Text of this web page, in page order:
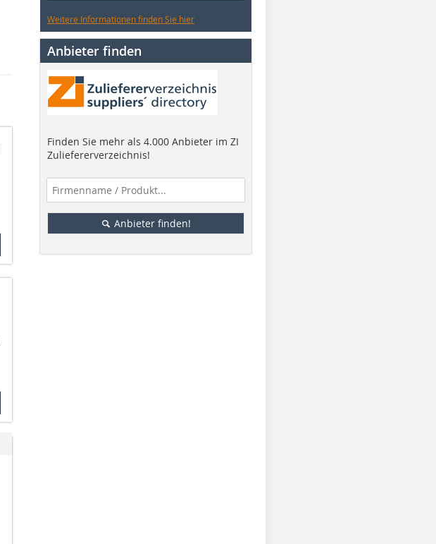
Weitere Informationen finden Sie hier
Anbieter finden
Finden Sie mehr als 4.000 Anbieter im ZI
Zuliefererverzeichnis!
Anbieter finden!